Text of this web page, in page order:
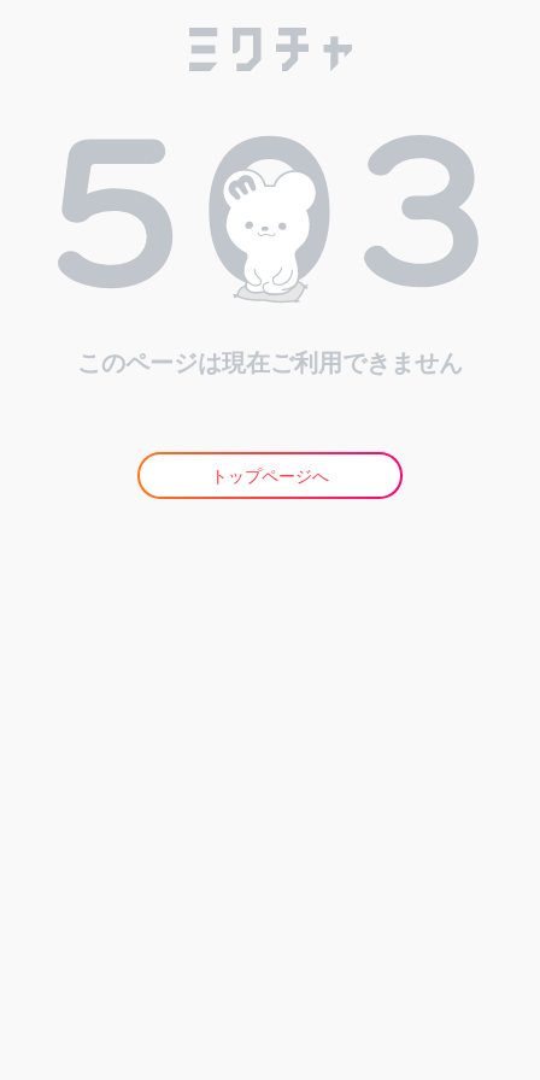
このページは現在ご利用できません